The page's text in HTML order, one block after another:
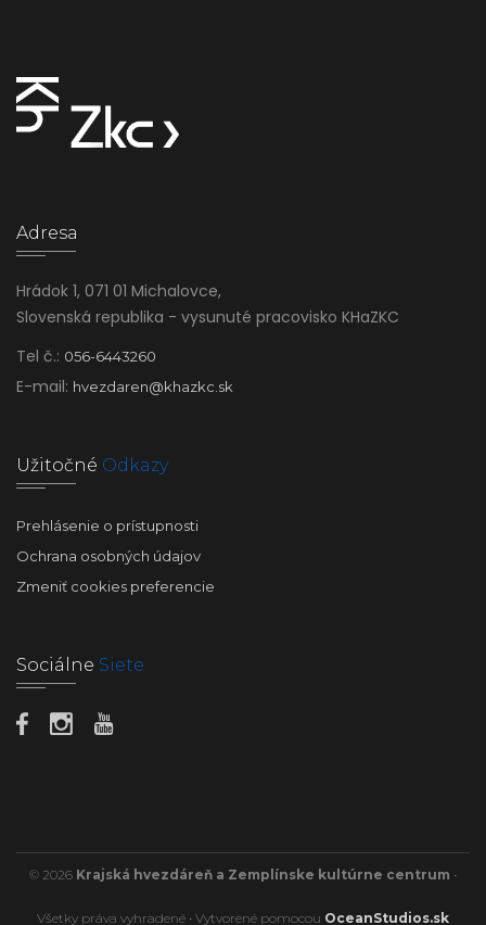
Adresa
Hrádok 1, 071 01 Michalovce,
Slovenská republika - vysunuté pracovisko KHaZKC
Tel č.: 056-6443260
E-mail: hvezdaren@khazkc.sk
Užitočné Odkazy
Prehlásenie o prístupnosti
Ochrana osobných údajov
Zmeniť cookies preferencie
Sociálne Siete
© 2026 Krajská hvezdáreň a Zemplínske kultúrne centrum •
Všetky práva vyhradené • Vytvorené pomocou OceanStudios.sk